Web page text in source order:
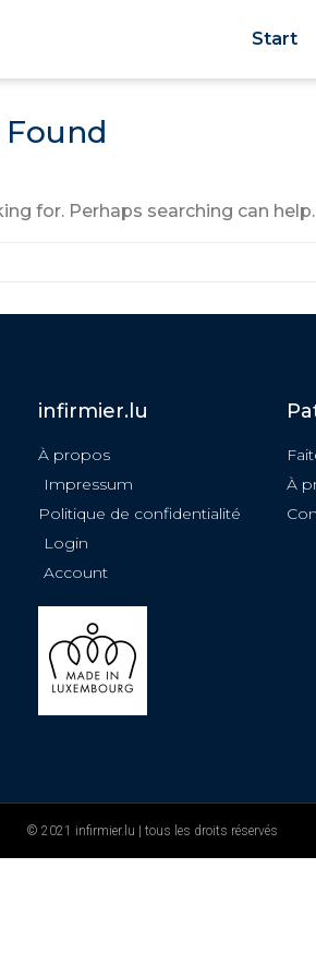
Start
for. Perhaps searching can help.
infirmier.lu
À propos
Impressum
Politique de confidentialité
Login
Account
À
© 2021 infirmier.lu | tous les droits réservés